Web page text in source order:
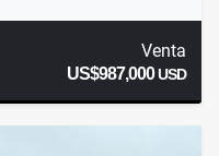
Venta
US$987,000USD